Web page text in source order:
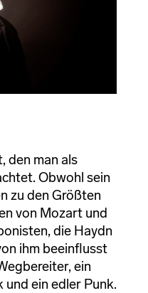
den man als
Obwohl sein
zu den Größten
von Mozart und
die Haydn
ihm beeinflusst
ein
und ein edler Punk.